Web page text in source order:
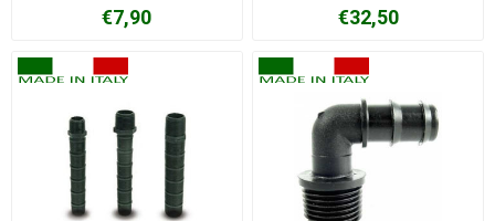
€7,90 €32,50